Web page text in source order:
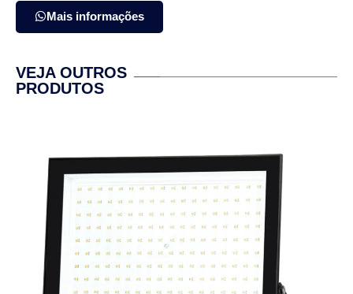
Mais informações
VEJA OUTROS
PRODUTOS